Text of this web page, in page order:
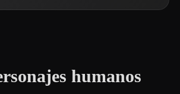
humanos